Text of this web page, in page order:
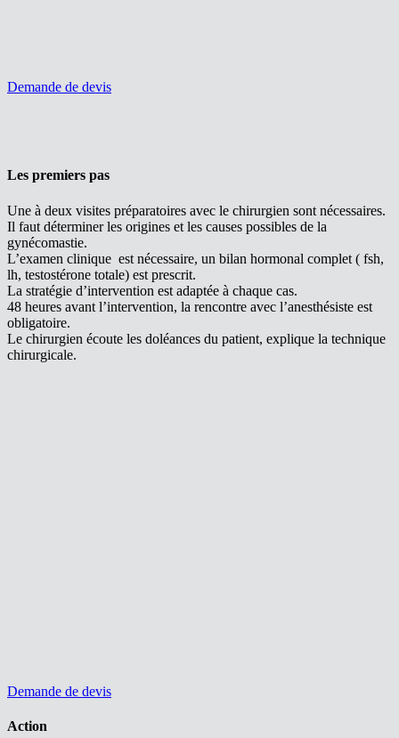
Demande de devis
Les premiers pas
Une à deux visites préparatoires avec le chirurgien sont nécessaires.
Il faut déterminer les origines et les causes possibles de la
gynécomastie.
L’examen clinique est nécessaire, un bilan hormonal complet ( fsh,
lh, testostérone totale) est prescrit.
La stratégie d’intervention est adaptée à chaque cas.
48 heures avant l’intervention, la rencontre avec l’anesthésiste est
obligatoire.
Le chirurgien écoute les doléances du patient, explique la technique
chirurgicale.
Demande de devis
Action